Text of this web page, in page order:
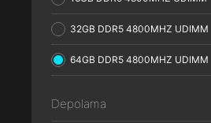
32GB DDR5 4800MHZ UDIMM
64GB DDR5 4800MHZ UDIMM
Depolama